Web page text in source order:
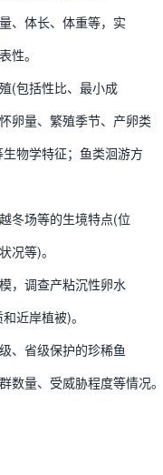
、体长、体重等，实
性。
(包括性比、最小成
卵量、繁殖季节、产卵类
物学特征；鱼类洄游方
冬场等的生境特点(位
况等)。
，调查产粘沉性卵水
近岸植被)。
、省级保护的珍稀鱼
数量、受威胁程度等情况。